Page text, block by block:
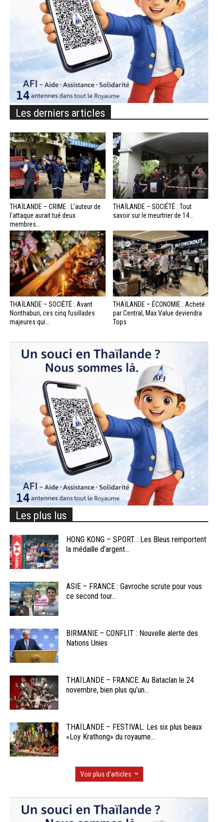
Les derniers articles
THAÏLANDE – CRIME : L’auteur de
l’attaque aurait tué deux
membres...
THAÏLANDE – SOCIÉTÉ : Tout
savoir sur le meurtrier de 14...
THAÏLANDE – SOCIÉTÉ : Avant
Nonthaburi, ces cinq fusillades
majeures qui...
THAÏLANDE – ÉCONOMIE : Acheté
par Central, Max Value deviendra
Tops
Les plus lus
HONG KONG – SPORT : Les Bleus remportent
la médaille d’argent...
ASIE – FRANCE : Gavroche scrute pour vous
ce second tour...
BIRMANIE – CONFLIT : Nouvelle alerte des
Nations Unies
THAÏLANDE – FRANCE: Au Bataclan le 24
novembre, bien plus qu’un...
THAÏLANDE – FESTIVAL: Les six plus beaux
«Loy Krathong» du royaume...
Voir plus d'articles